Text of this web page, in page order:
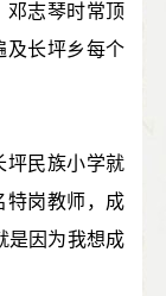
志琴时常顶
及长坪乡每个
民族小学就
特岗教师，成
是因为我想成